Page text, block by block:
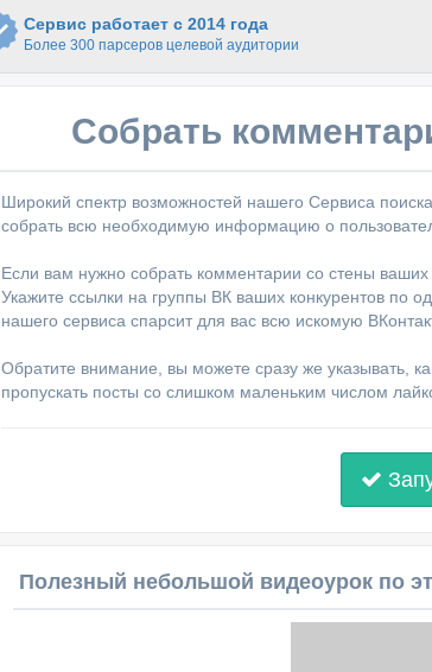
Сервис работает с 2014 года
Более 300 парсеров целевой аудитории
Собрать
Широкий спектр возможностей нашего Сервиса
собрать всю необходимую информацию о
Если вам нужно собрать комментарии со стены ваших
Укажите ссылки на группы ВК ваших конкурентов по
нашего сервиса спарсит для вас всю искомую
Обратите внимание, вы можете сразу же указывать,
пропускать посты со слишком маленьким числом
Полезный небольшой видеоурок по